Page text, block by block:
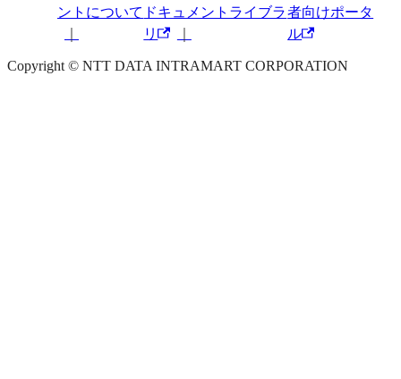
ントについて ドキュメントライブラ
リ
者向けポータ
ル
Copyright © NTT DATA INTRAMART CORPORATION